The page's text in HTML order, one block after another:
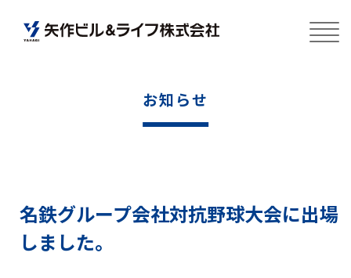
お知らせ
名鉄グループ会社対抗野球大会に出場
しました。